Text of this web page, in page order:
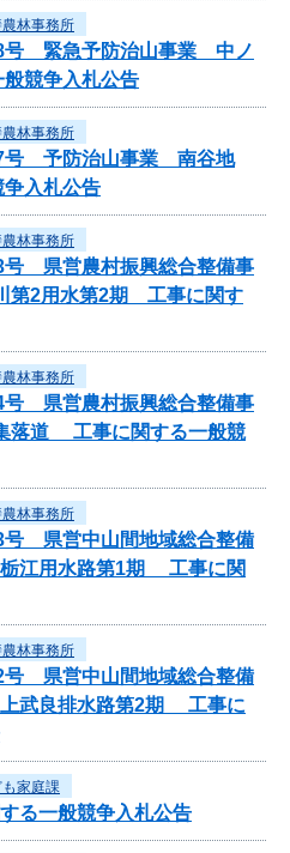
林事務所
号 緊急予防治山事業 中ノ
競争入札公告
林事務所
号 予防治山事業 南谷地
入札公告
林事務所
号 県営農村振興総合整備事
2用水第2期 工事に関す
林事務所
号 県営農村振興総合整備事
道 工事に関する一般競
林事務所
号 県営中山間地域総合整備
江用水路第1期 工事に関
林事務所
号 県営中山間地域総合整備
武良排水路第2期 工事に
家庭課
る一般競争入札公告